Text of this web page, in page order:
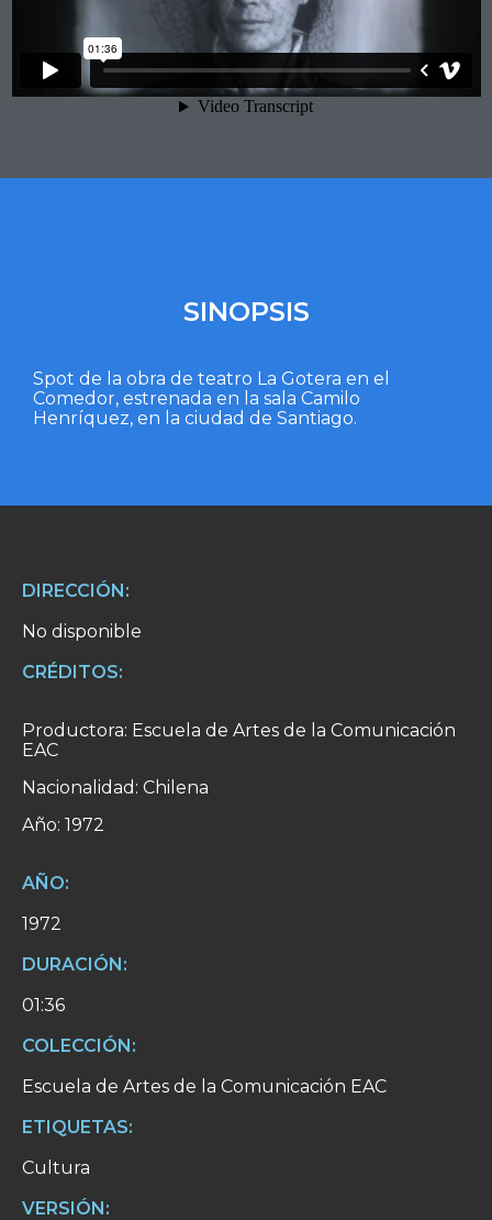
SINOPSIS
Spot de la obra de teatro La Gotera en el
Comedor, estrenada en la sala Camilo
Henríquez, en la ciudad de Santiago.
DIRECCIÓN:
No disponible
CRÉDITOS:
Productora: Escuela de Artes de la Comunicación
EAC
Nacionalidad: Chilena
Año: 1972
AÑO:
1972
DURACIÓN:
01:36
COLECCIÓN:
Escuela de Artes de la Comunicación EAC
ETIQUETAS:
Cultura
VERSIÓN: